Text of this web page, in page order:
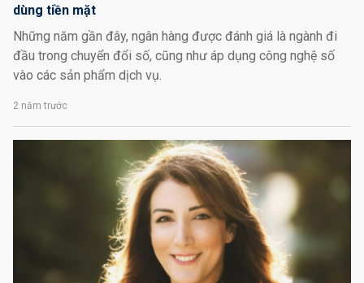
dùng tiền mặt
Những năm gần đây, ngân hàng được đánh giá là ngành đi
đầu trong chuyển đổi số, cũng như áp dụng công nghệ số
vào các sản phẩm dịch vụ.
2 năm trước